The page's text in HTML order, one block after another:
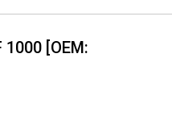
[OEM: